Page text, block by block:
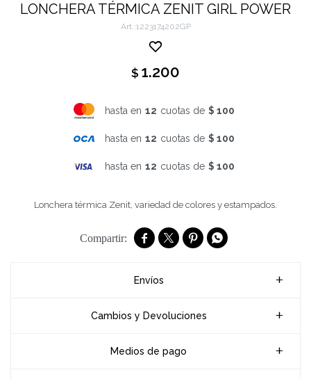
LONCHERA TÉRMICA ZENIT GIRL POWER
1223174202GP
$ 1.200
hasta en 12 cuotas de $ 100
hasta en 12 cuotas de $ 100
hasta en 12 cuotas de $ 100
Lonchera térmica Zenit, variedad de colores y estampados.
   
Envíos
Cambios y Devoluciones
Medios de pago